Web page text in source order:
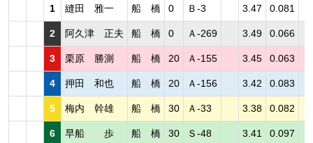
1 縫田 雅一 船 橋 0 Ｂ-3 3.47 0.081
2 阿久津 正夫 船 橋 0 Ａ-269 3.49 0.066
3 栗原 勝測 船 橋 20 Ａ-155 3.45 0.063
4 押田 和也 船 橋 20 Ａ-156 3.42 0.083
5 梅内 幹雄 船 橋 30 Ａ-33 3.38 0.082
6 早船 歩 船 橋 30 Ｓ-48 3.41 0.097